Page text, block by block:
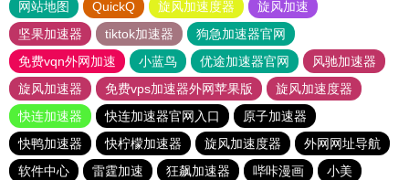
网站地图 QuickQ 旋风加速度器
旋风加速
坚果加速器
tiktok加速器
狗急加速器官网
免费vqn外网加速
小蓝鸟 优途加速器官网
风驰加速器
旋风加速器
免费vps加速器外网苹果版
旋风加速度器
快连加速器
快连加速器官网入口
原子加速器
快鸭加速器
快柠檬加速器 旋风加速度器
外网网址导航
软件中心
雷霆加速 狂飙加速器 哔咔漫画
小美